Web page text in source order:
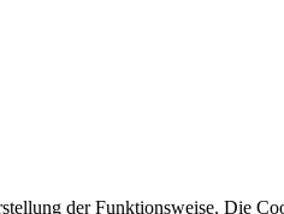
der Funktionsweise. Die